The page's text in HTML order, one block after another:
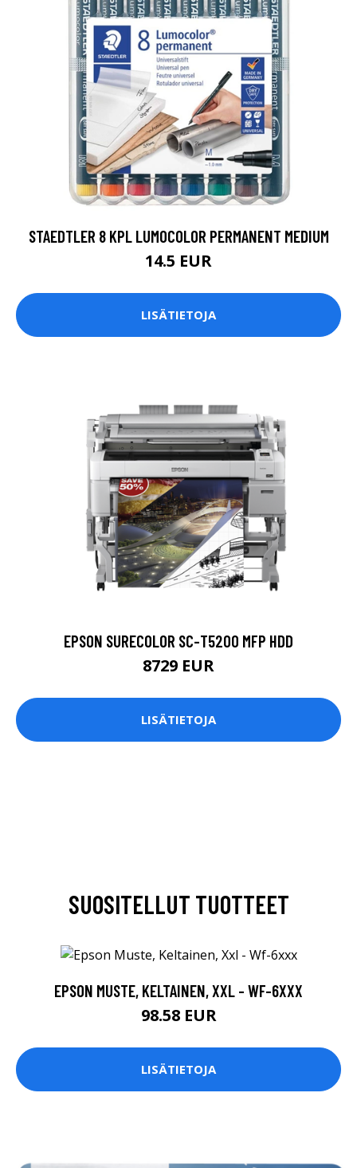
STAEDTLER 8 KPL LUMOCOLOR PERMANENT MEDIUM
14.5 EUR
LISÄTIETOJA
EPSON SURECOLOR SC-T5200 MFP HDD
8729 EUR
LISÄTIETOJA
SUOSITELLUT TUOTTEET
EPSON MUSTE, KELTAINEN, XXL - WF-6XXX
98.58 EUR
LISÄTIETOJA